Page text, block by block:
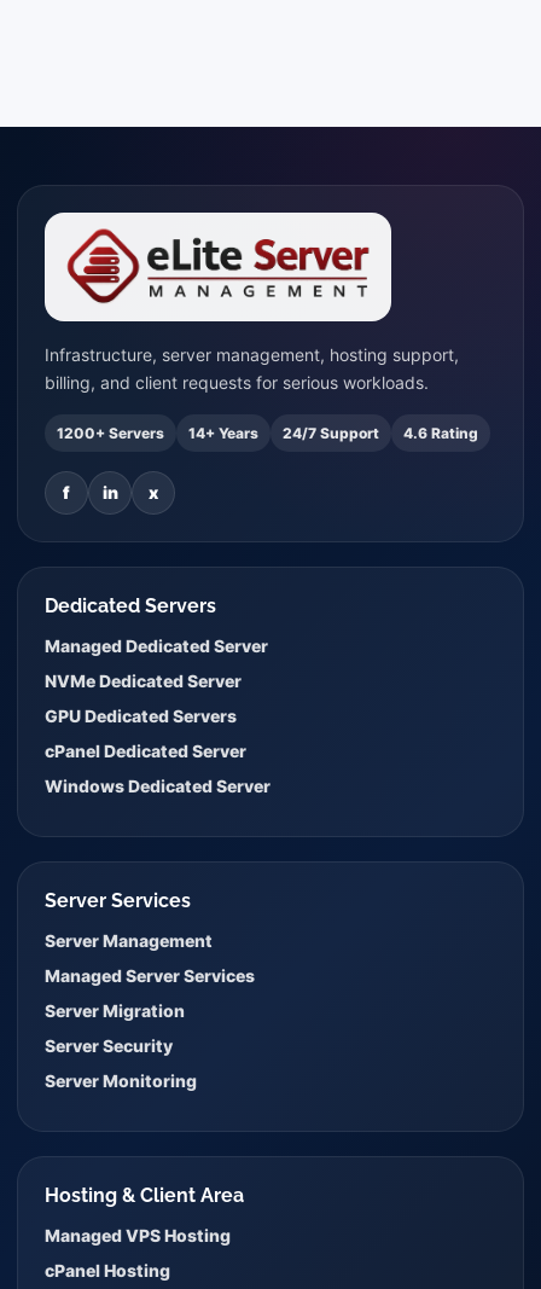
Infrastructure, server management, hosting support,
billing, and client requests for serious workloads.
1200+ Servers 14+ Years 24/7 Support 4.6 Rating
f in x
Dedicated Servers
Managed Dedicated Server
NVMe Dedicated Server
GPU Dedicated Servers
cPanel Dedicated Server
Windows Dedicated Server
Server Services
Server Management
Managed Server Services
Server Migration
Server Security
Server Monitoring
Hosting & Client Area
Managed VPS Hosting
cPanel Hosting